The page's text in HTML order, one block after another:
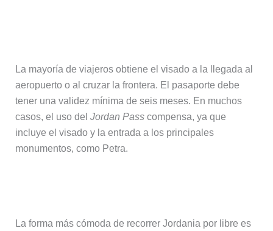
La mayoría de viajeros obtiene el visado a la llegada al
aeropuerto o al cruzar la frontera. El pasaporte debe
tener una validez mínima de seis meses. En muchos
casos, el uso del Jordan Passcompensa, ya que
incluye el visado y la entrada a los principales
monumentos, como Petra.
La forma más cómoda de recorrer Jordania por libre es